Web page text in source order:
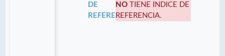
DE
REFERENCIA:
NO TIENE INDICE DE
REFERENCIA.